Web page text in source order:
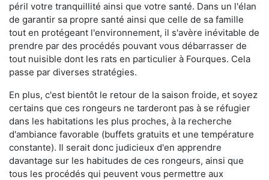
péril votre tranquillité ainsi que votre santé. Dans un l'élan
de garantir sa propre santé ainsi que celle de sa famille
tout en protégeant l'environnement, il s'avère inévitable de
prendre par des procédés pouvant vous débarrasser de
tout nuisible dont les rats en particulier à Fourques. Cela
passe par diverses stratégies.
En plus, c'est bientôt le retour de la saison froide, et soyez
certains que ces rongeurs ne tarderont pas à se réfugier
dans les habitations les plus proches, à la recherche
d'ambiance favorable (buffets gratuits et une température
constante). Il serait donc judicieux d'en apprendre
davantage sur les habitudes de ces rongeurs, ainsi que
tous les procédés qui peuvent vous permettre aux